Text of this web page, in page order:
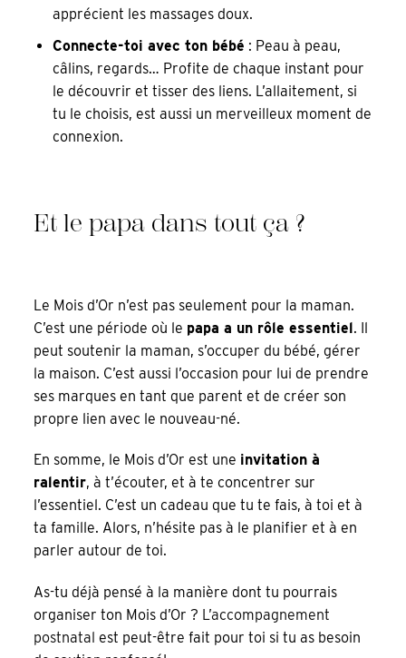
apprécient les massages doux.
Connecte-toi avec ton bébé : Peau à peau,
câlins, regards… Profite de chaque instant pour
le découvrir et tisser des liens. L’allaitement, si
tu le choisis, est aussi un merveilleux moment de
connexion.
Et le papa dans tout ça ?
Le Mois d’Or n’est pas seulement pour la maman.
C’est une période où le papa a un rôle essentiel. Il
peut soutenir la maman, s’occuper du bébé, gérer
la maison. C’est aussi l’occasion pour lui de prendre
ses marques en tant que parent et de créer son
propre lien avec le nouveau-né.
En somme, le Mois d’Or est une invitation à
ralentir, à t’écouter, et à te concentrer sur
l’essentiel. C’est un cadeau que tu te fais, à toi et à
ta famille. Alors, n’hésite pas à le planifier et à en
parler autour de toi.
As-tu déjà pensé à la manière dont tu pourrais
organiser ton Mois d’Or ? L’accompagnement
postnatal est peut-être fait pour toi si tu as besoin